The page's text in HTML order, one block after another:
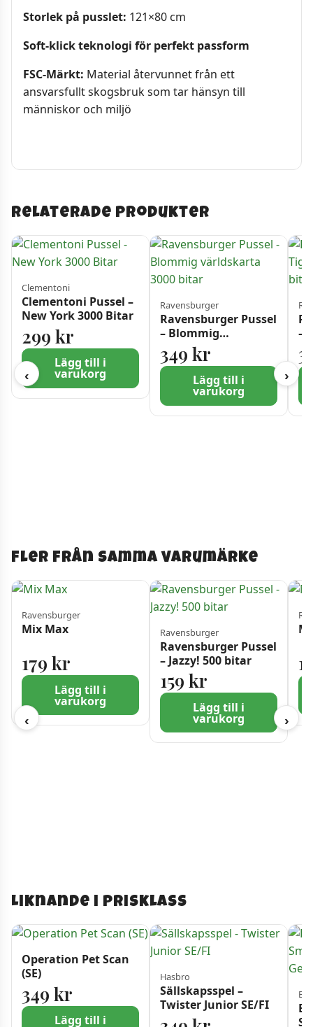
Storlek på pusslet: 121×80 cm
Soft-klick teknologi för perfekt passform
FSC-Märkt: Material återvunnet från ett
ansvarsfullt skogsbruk som tar hänsyn till
människor och miljö
Relaterade produkter
‹
Clementoni
Clementoni Pussel –
New York 3000 Bitar
299 kr
Lägg till i
varukorg
Ravensburger
Ravensburger Pussel
– Blommig
världskarta 3000
bitar
349 kr
Lägg till i
varukorg
–
›
Fler från samma varumärke
‹
Ravensburger
Mix Max
179 kr
Lägg till i
varukorg
Ravensburger
Ravensburger Pussel
– Jazzy! 500 bitar
159 kr
Lägg till i
varukorg ›
Liknande i prisklass
Operation Pet Scan
(SE)
349 kr
Lägg till i
Hasbro
Sällskapsspel –
Twister Junior SE/FI